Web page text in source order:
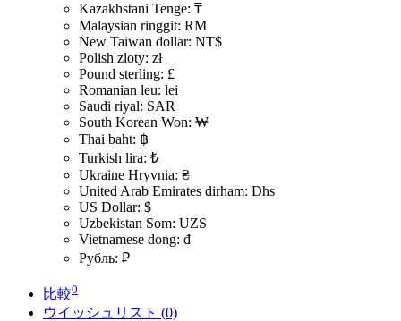
Kazakhstani Tenge: ₸
Malaysian ringgit: RM
New Taiwan dollar: NT$
Polish zloty: zł
Pound sterling: £
Romanian leu: lei
Saudi riyal: SAR
South Korean Won: ₩
Thai baht: ฿
Turkish lira: ₺
Ukraine Hryvnia: ₴
United Arab Emirates dirham: Dhs
US Dollar: $
Uzbekistan Som: UZS
Vietnamese dong: đ
Рубль: ₽
比較0
ウイッシュリスト (0)